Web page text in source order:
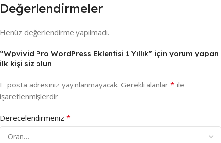
Değerlendirmeler
Henüz değerlendirme yapılmadı.
“Wpvivid Pro WordPress Eklentisi 1 Yıllık” için yorum yapan
ilk kişi siz olun
E-posta adresiniz yayınlanmayacak. Gerekli alanlar * ile
işaretlenmişlerdir
Derecelendirmeniz *